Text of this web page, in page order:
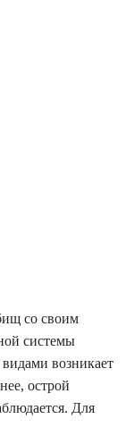
со своим
системы
возникает
острой
Для